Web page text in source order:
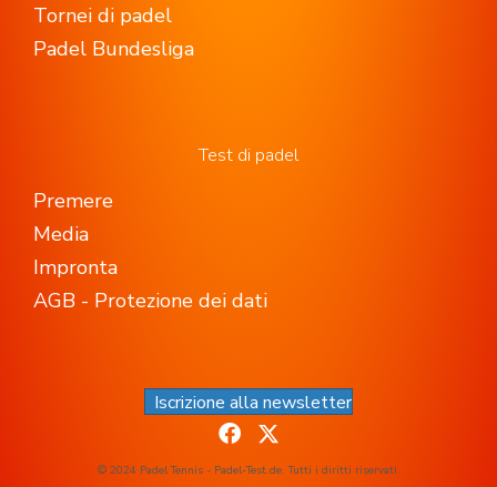
Tornei di padel
Padel Bundesliga
Test di padel
Premere
Media
Impronta
AGB - Protezione dei dati
Iscrizione alla newsletter
© 2024 Padel Tennis - Padel-Test.de. Tutti i diritti riservati.